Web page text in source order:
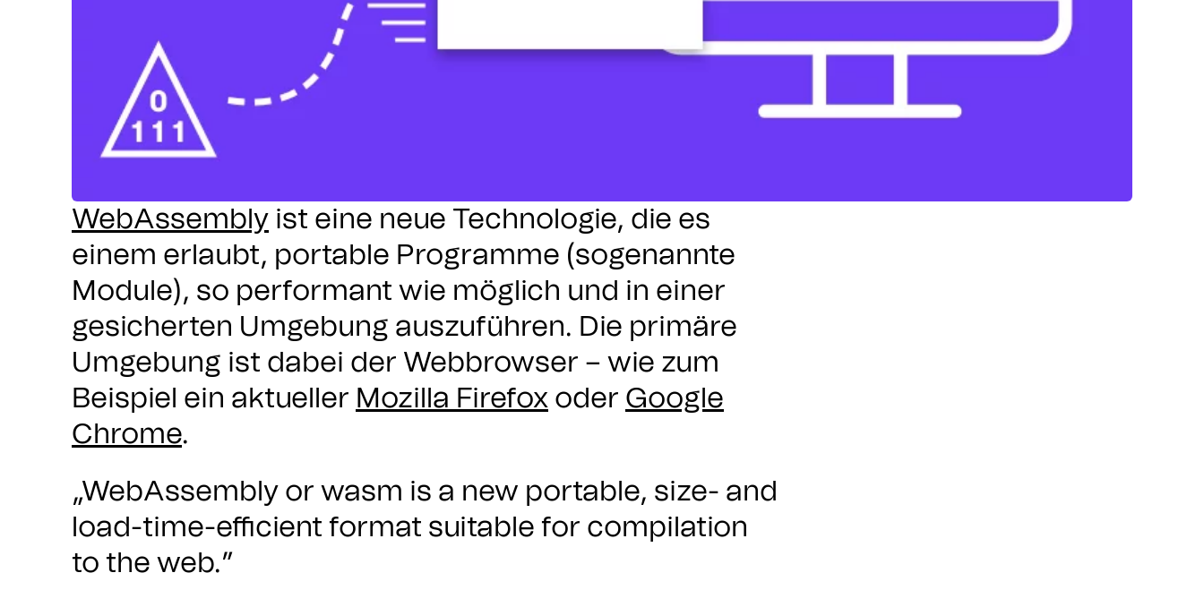
WebAssembly ist eine neue Technologie, die es
einem erlaubt, portable Programme (sogenannte
Module), so performant wie möglich und in einer
gesicherten Umgebung auszuführen. Die primäre
Umgebung ist dabei der Webbrowser – wie zum
Beispiel ein aktueller Mozilla Firefox oder Google
Chrome.
„WebAssembly or wasm is a new portable, size- and
load-time-efficient format suitable for compilation
to the web.”